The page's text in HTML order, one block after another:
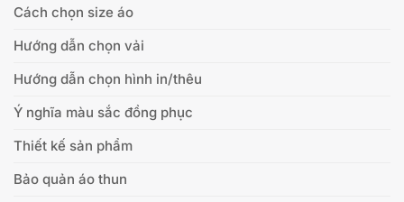
Cách chọn size áo
Hướng dẫn chọn vải
Hướng dẫn chọn hình in/thêu
Ý nghĩa màu sắc đồng phục
Thiết kế sản phẩm
Bảo quản áo thun